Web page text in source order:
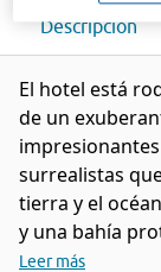
Descripción
El hotel está
de un
surrealistas
tierra y el
y una bahía
Leer más